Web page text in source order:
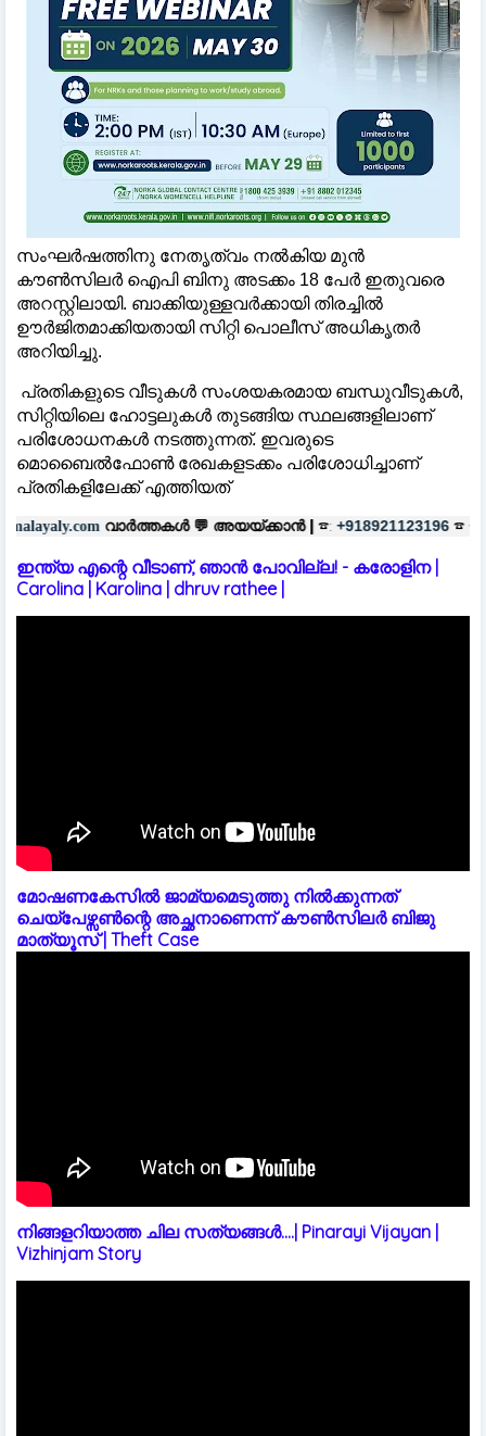
സംഘര്‍ഷത്തിനു നേതൃത്വം നല്‍കിയ മുന്‍
കൗണ്‍സിലര്‍ ഐപി ബിനു അടക്കം 18 പേര്‍ ഇതുവരെ
അറസ്റ്റിലായി. ബാക്കിയുള്ളവര്‍ക്കായി തിരച്ചില്‍
ഊര്‍ജിതമാക്കിയതായി സിറ്റി പൊലീസ് അധികൃതര്‍
അറിയിച്ചു.
പ്രതികളുടെ വീടുകള്‍ സംശയകരമായ ബന്ധുവീടുകള്‍,
സിറ്റിയിലെ ഹോട്ടലുകള്‍ തുടങ്ങിയ സ്ഥലങ്ങളിലാണ്
പരിശോധനകള്‍ നടത്തുന്നത്. ഇവരുടെ
മൊബൈല്‍ഫോണ്‍ രേഖകളടക്കം പരിശോധിച്ചാണ്
പ്രതികളിലേക്ക് എത്തിയത്
💬അയയ്ക്കാൻ | ☎: +918921123196 ☎ +918606657037
ഇന്ത്യ എന്റെ വീടാണ്, ഞാൻ പോവില്ല! - കരോളിന |
Carolina | Karolina | dhruv rathee |
മോഷണകേസിൽ ജാമ്യമെടുത്തു നിൽക്കുന്നത്
ചെയ്പേഴ്സൺന്റെ അച്ഛനാണെന്ന് കൗൺസിലർ ബിജു
മാത്യൂസ് | Theft Case
നിങ്ങളറിയാത്ത ചില സത്യങ്ങൾ....| Pinarayi Vijayan |
Vizhinjam Story